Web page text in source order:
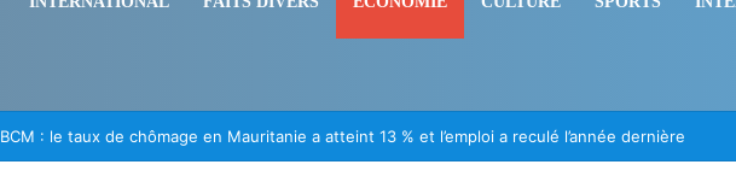
Le RFD appelle à la libération des Mauritaniens détenus au Mali